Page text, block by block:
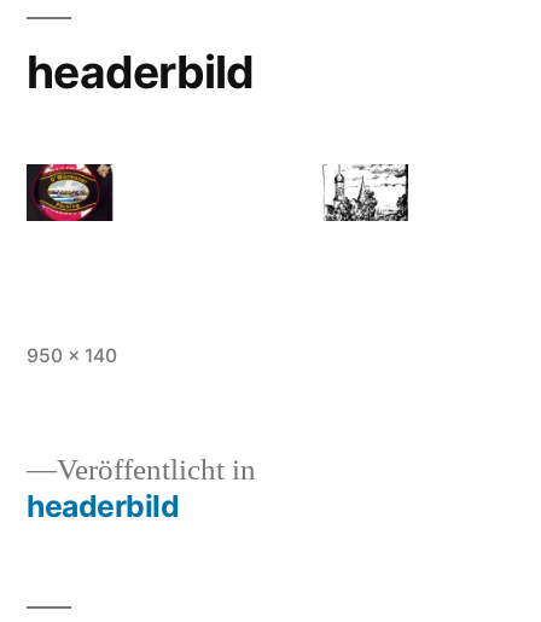
headerbild
Vollständige
950 × 140
Beitragsnavigation
Veröffentlicht in
headerbild